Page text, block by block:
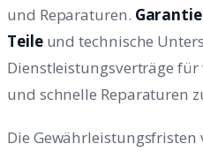
und Reparaturen.
Teileund technische
Dienstleistungsverträge
und schnelle Reparaturen
Die Gewährleistungsfristen